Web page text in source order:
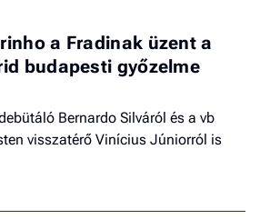
a Fradinak üzent a
budapesti győzelme
Bernardo Silváról és a vb
visszatérő Vinícius Júniorról is